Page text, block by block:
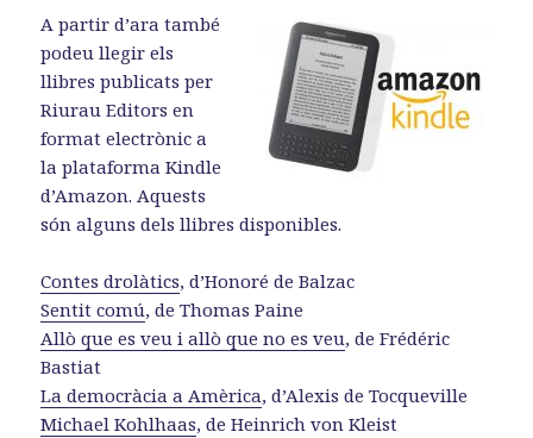
c
e
b
o
o
k
s
t
o
d
o
n
l
e
g
r
a
m
A partir d’ara també
podeu llegir els
llibres publicats per
Riurau Editors en
format electrònic a
la plataforma Kindle
d’Amazon. Aquests
són alguns dels llibres disponibles.
Contes drolàtics, d’Honoré de Balzac
Sentit comú, de Thomas Paine
Allò que es veu i allò que no es veu, de Frédéric
Bastiat
La democràcia a Amèrica, d’Alexis de Tocqueville
Michael Kohlhaas, de Heinrich von Kleist